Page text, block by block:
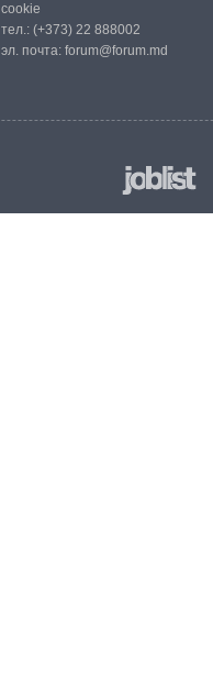
cookie
тел.: (+373) 22 888002
эл. почта: forum@forum.md